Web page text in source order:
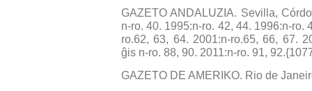
GAZETO ANDALUZIA. Sevilla,
n-ro. 40. 1995:n-ro. 42, 44. 1996:n-ro.
ro.62, 63, 64. 2001:n-ro.65, 66, 67.
ĝis n-ro. 88, 90. 2011:n-ro. 91,
GAZETO DE AMERIKO. Rio de